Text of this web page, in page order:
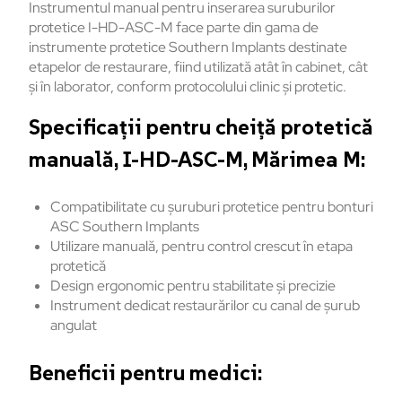
Instrumentul manual pentru inserarea suruburilor
protetice I-HD-ASC-M face parte din gama de
instrumente protetice Southern Implants destinate
etapelor de restaurare, fiind utilizată atât în cabinet, cât
și în laborator, conform protocolului clinic și protetic.
Specificații pentru cheiță protetică
manuală, I-HD-ASC-M, Mărimea M:
Compatibilitate cu șuruburi protetice pentru bonturi
ASC Southern Implants
Utilizare manuală, pentru control crescut în etapa
protetică
Design ergonomic pentru stabilitate și precizie
Instrument dedicat restaurărilor cu canal de șurub
angulat
Beneficii pentru medici: